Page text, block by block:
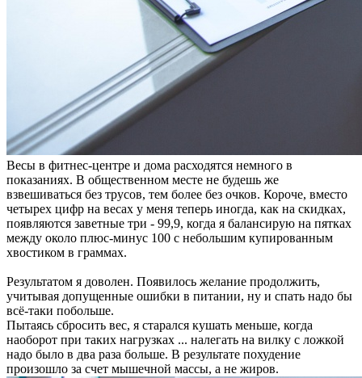
Весы в фитнес-центре и дома расходятся немного в
показаниях. В общественном месте не будешь же
взвешиваться без трусов, тем более без очков. Короче, вместо
четырех цифр на весах у меня теперь иногда, как на скидках,
появляются заветные три - 99,9, когда я балансирую на пятках
между около плюс-минус 100 с небольшим купированным
хвостиком в граммах.
Результатом я доволен. Появилось желание продолжить,
учитывая допущенные ошибки в питании, ну и спать надо бы
всё-таки побольше.
Пытаясь сбросить вес, я старался кушать меньше, когда
наоборот при таких нагрузках ... налегать на вилку с ложкой
надо было в два раза больше. В результате похудение
произошло за счет мышечной массы, а не жиров.